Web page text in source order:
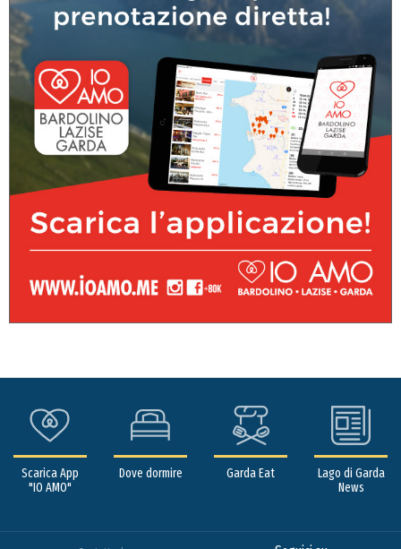
Scarica App
"IO AMO"
Dove dormire Garda Eat
Lago di Garda
News